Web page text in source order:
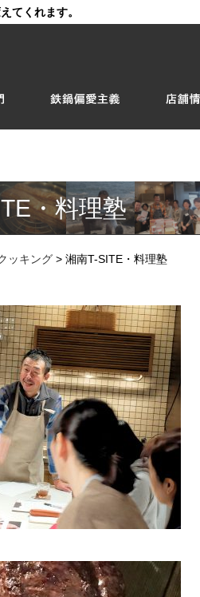
てくれます。
・料理塾
ッキング > 湘南T-SITE・料理塾